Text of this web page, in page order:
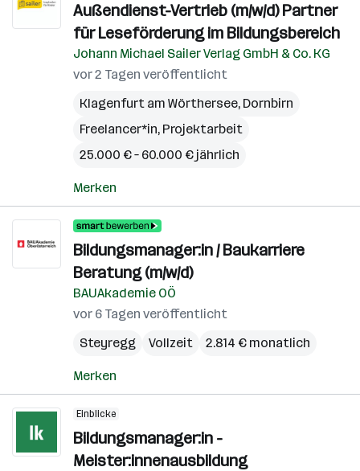
Außendienst-Vertrieb (m/w/d) Partner
für Leseförderung im Bildungsbereich
Johann Michael Sailer Verlag GmbH & Co. KG
vor 2 Tagen veröffentlicht
Klagenfurt am Wörthersee, Dornbirn
Freelancer*in, Projektarbeit
25.000 € – 60.000 € jährlich
Merken
Bildungsmanager:in / Baukarriere
Beratung (m/w/d)
BAUAkademie OÖ
vor 6 Tagen veröffentlicht
Steyregg
Vollzeit 2.814 € monatlich
Merken
Einblicke
Bildungsmanager:in -
Meister:innenausbildung